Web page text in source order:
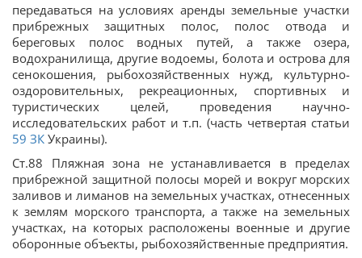
передаваться на условиях аренды земельные участки
прибрежных защитных полос, полос отвода и
береговых полос водных путей, а также озера,
водохранилища, другие водоемы, болота и острова для
сенокошения, рыбохозяйственных нужд, культурно-
оздоровительных, рекреационных, спортивных и
туристических целей, проведения научно-
исследовательских работ и т.п. (часть четвертая статьи
59 ЗК Украины).
Ст.88 Пляжная зона не устанавливается в пределах
прибрежной защитной полосы морей и вокруг морских
заливов и лиманов на земельных участках, отнесенных
к землям морского транспорта, а также на земельных
участках, на которых расположены военные и другие
оборонные объекты, рыбохозяйственные предприятия.